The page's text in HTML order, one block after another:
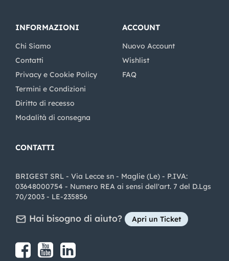
INFORMAZIONI
Chi Siamo
Contatti
Privacy e Cookie Policy
Termini e Condizioni
Diritto di recesso
Modalità di consegna
ACCOUNT
Nuovo Account
Wishlist
FAQ
CONTATTI
BRIGEST SRL - Via Lecce sn - Maglie (Le) - P.IVA:
03648000754 - Numero REA ai sensi dell'art. 7 del D.Lgs
70/2003 - LE-235856
Hai bisogno di aiuto? Apri un Ticket
Share on Facebook
Share on youtube